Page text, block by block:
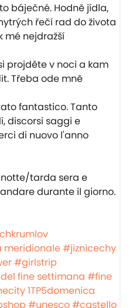
báječné. Hodně jídla,
řečí rad do života
mé nejdražší
projděte v noci a kam
Třeba ode mně
fantastico. Tanto
discorsi saggi e
di nuovo l'anno
tarda sera e
durante il giorno.
meridionale#jiznicechy
#girlstrip
fine settimana #fine
1TP5domenica
#unesco#castello